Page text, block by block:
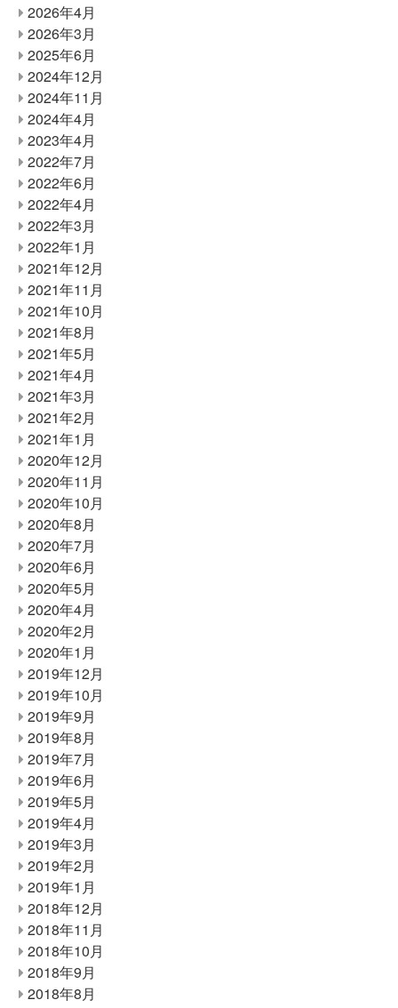
2026年4月
2026年3月
2025年6月
2024年12月
2024年11月
2024年4月
2023年4月
2022年7月
2022年6月
2022年4月
2022年3月
2022年1月
2021年12月
2021年11月
2021年10月
2021年8月
2021年5月
2021年4月
2021年3月
2021年2月
2021年1月
2020年12月
2020年11月
2020年10月
2020年8月
2020年7月
2020年6月
2020年5月
2020年4月
2020年2月
2020年1月
2019年12月
2019年10月
2019年9月
2019年8月
2019年7月
2019年6月
2019年5月
2019年4月
2019年3月
2019年2月
2019年1月
2018年12月
2018年11月
2018年10月
2018年9月
2018年8月